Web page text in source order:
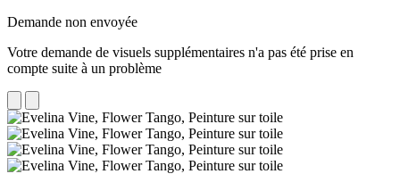
Demande non envoyée
Votre demande de visuels supplémentaires n'a pas été prise en
compte suite à un problème